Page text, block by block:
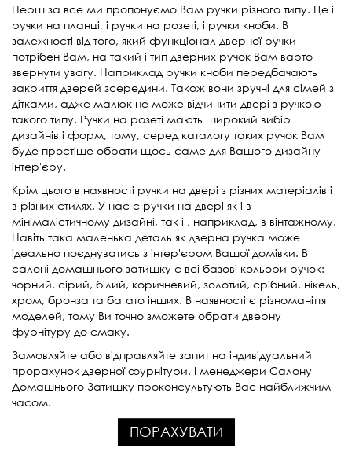
Перш за все ми пропонуємо Вам ручки різного типу. Це і
ручки на планці, і ручки на розеті, і ручки кноби. В
залежності від того, який функціонал дверної ручки
потрібен Вам, на такий і тип дверних ручок Вам варто
звернути увагу. Наприклад ручки кноби передбачають
закриття дверей зсередини. Також вони зручні для сімей з
дітками, адже малюк не може відчинити двері з ручкою
такого типу. Ручки на розеті мають широкий вибір
дизайнів і форм, тому, серед каталогу таких ручок Вам
буде простіше обрати щось саме для Вашого дизайну
інтер'єру.
Крім цього в наявності ручки на двері з різних матеріалів і
в різних стилях. У нас є ручки на двері як і в
мінімалістичному дизайні, так і , наприклад, в вінтажному.
Навіть така маленька деталь як дверна ручка може
ідеально поєднуватись з інтер'єром Вашої домівки. В
салоні домашнього затишку є всі базові кольори ручок:
чорний, сірий, білий, коричневий, золотий, срібний, нікель,
хром, бронза та багато інших. В наявності є різноманіття
моделей, тому Ви точно зможете обрати дверну
фурнітуру до смаку.
Замовляйте або відправляйте запит на індивідуальний
прорахунок дверної фурнітури. І менеджери Салону
Домашнього Затишку проконсультують Вас найближчим
часом.
ПОРАХУВАТИ